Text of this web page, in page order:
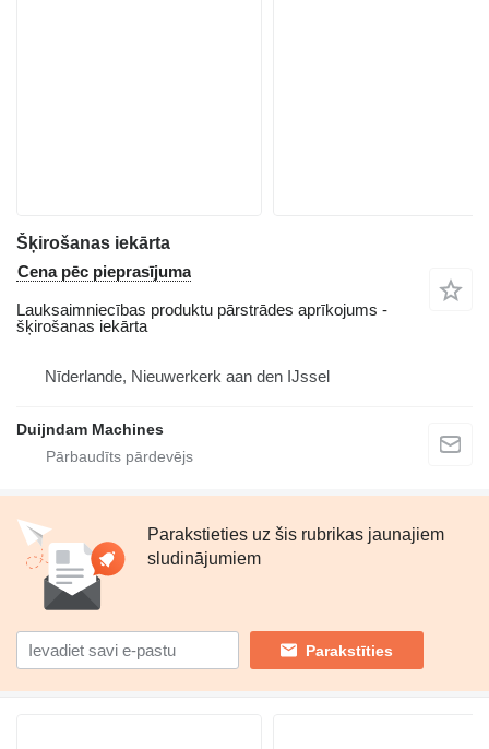
Šķirošanas iekārta
Cena pēc pieprasījuma
Lauksaimniecības produktu pārstrādes aprīkojums -
šķirošanas iekārta
Nīderlande, Nieuwerkerk aan den IJssel
Duijndam Machines
Parakstieties uz šis rubrikas jaunajiem
sludinājumiem
Parakstīties